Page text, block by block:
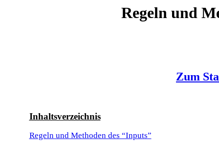
Regeln und
Zum
Inhaltsverzeichnis
Regeln und Methoden des “Inputs”